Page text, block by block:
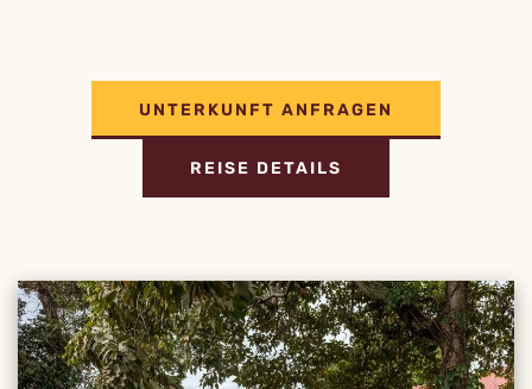
UNTERKUNFT ANFRAGEN
REISE DETAILS